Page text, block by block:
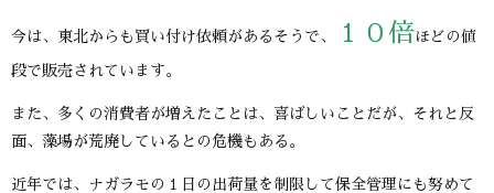
今は、東北からも買い付け依頼があるそうで、 １０倍ほどの値
段で販売されています。
また、多くの消費者が増えたことは、喜ばしいことだが、それと反
面、藻場が荒廃しているとの危機もある。
近年では、ナガラモの１日の出荷量を制限して保全管理にも努めて